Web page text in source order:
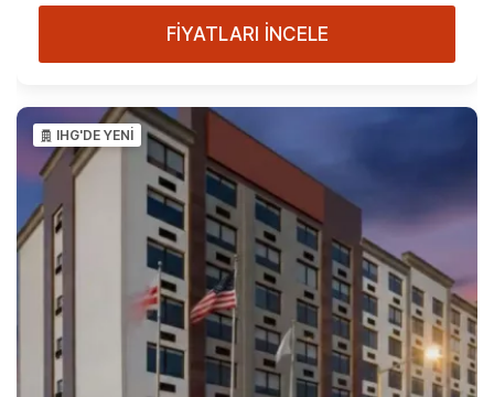
FİYATLARI İNCELE
IHG'DE YENİ